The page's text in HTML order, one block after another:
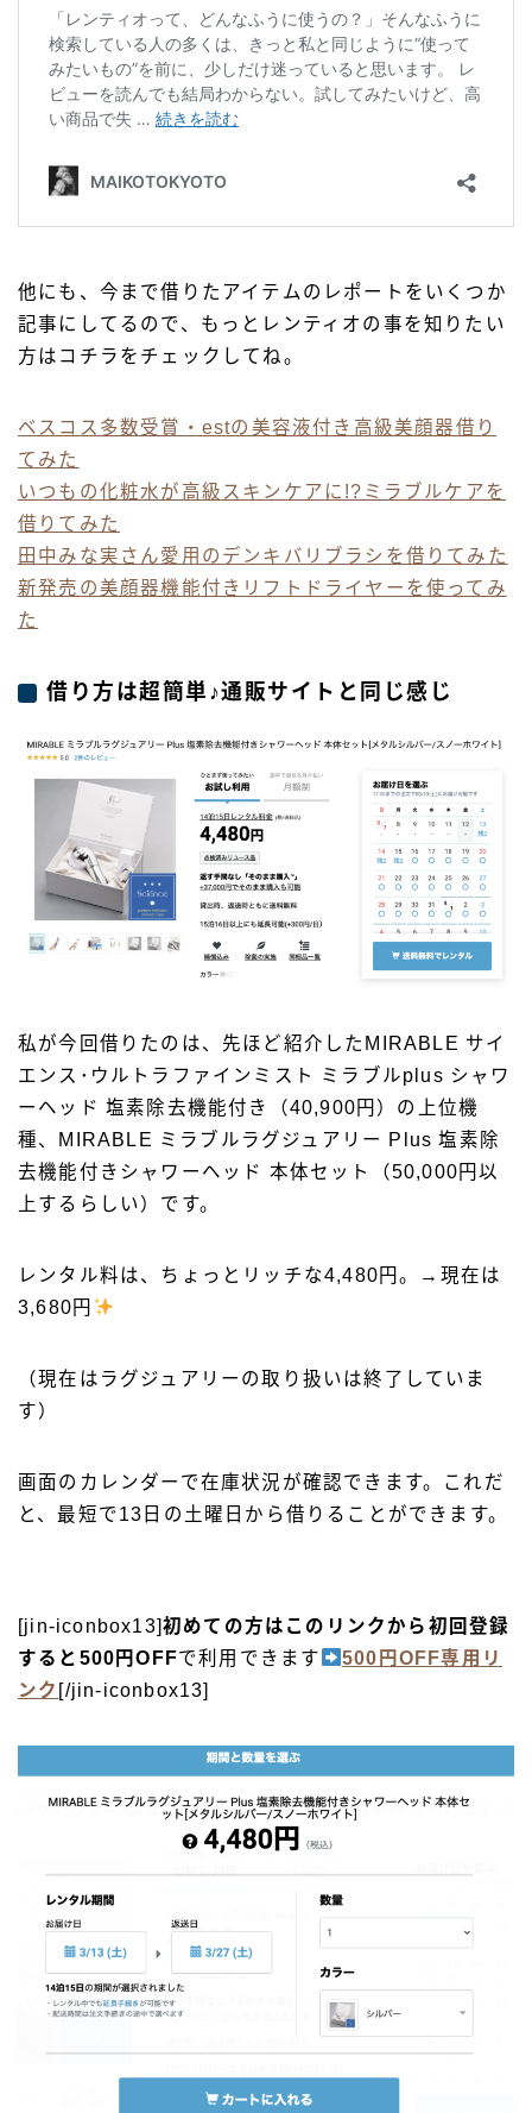
他にも、今まで借りたアイテムのレポートをいくつか
記事にしてるので、もっとレンティオの事を知りたい
方はコチラをチェックしてね。
ベスコス多数受賞・estの美容液付き高級美顔器借り
てみた
いつもの化粧水が高級スキンケアに!?ミラブルケアを
借りてみた
田中みな実さん愛用のデンキバリブラシを借りてみた
新発売の美顔器機能付きリフトドライヤーを使ってみ
た
借り方は超簡単♪通販サイトと同じ感じ
私が今回借りたのは、先ほど紹介したMIRABLE サイ
エンス･ウルトラファインミスト ミラブルplus シャワ
ーヘッド 塩素除去機能付き（40,900円）の上位機
種、MIRABLE ミラブルラグジュアリー Plus 塩素除
去機能付きシャワーヘッド 本体セット（50,000円以
上するらしい）です。
レンタル料は、ちょっとリッチな4,480円。→現在は
3,680円
（現在はラグジュアリーの取り扱いは終了していま
す）
画面のカレンダーで在庫状況が確認できます。これだ
と、最短で13日の土曜日から借りることができます。
[jin-iconbox13]初めての方はこのリンクから初回登録
すると500円OFFで利用できます
500円OFF専用リ
ンク [/jin-iconbox13]